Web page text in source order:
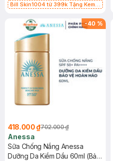
Bill Skin1004 từ 399k Tặng Kem
SPF 50+ 20ml (SL Có Hạn)
-40 %
418.000 ₫702.000 ₫
Anessa
Sữa Chống Nắng Anessa
Dưỡng Da Kiềm Dầu 60ml (Bản